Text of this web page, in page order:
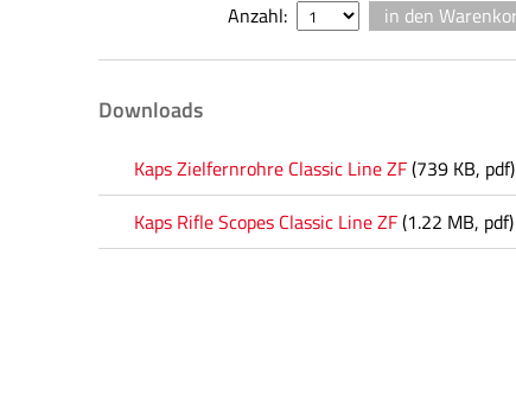
Anzahl:
Downloads
Kaps Zielfernrohre Classic Line ZF(739 KB, pdf)
Kaps Rifle Scopes Classic Line ZF(1.22 MB, pdf)